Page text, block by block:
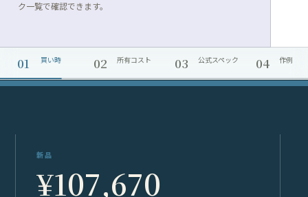
ク一覧で確認できます。
01 買い時 02 所有コスト 03 公式スペック 04 作例
新品
¥107,670